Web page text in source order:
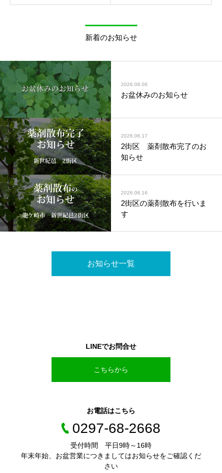
新着のお知らせ
2026.08.06
お盆休みのお知らせ
2026.06.17
2街区 薬剤散布完了のお
知らせ
2026.06.16
2街区の薬剤散布を行いま
す
お知らせ一覧
LINEでお問合せ
こちらから
お電話はこちら
0297-68-2668
受付時間 平日9時～16時
年末年始、お盆営業につきましてはお知らせをご確認くだ
さい